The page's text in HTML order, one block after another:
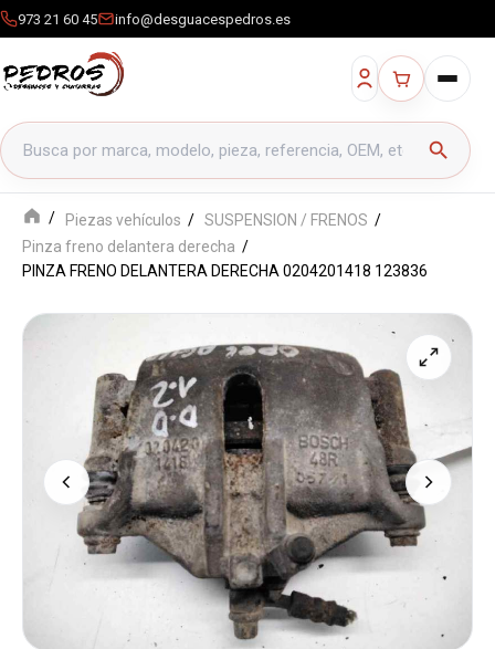
973 21 60 45 info@desguacespedros.es
Buscar productos
search
Piezas vehículos
SUSPENSION / FRENOS
Pinza freno delantera derecha
PINZA FRENO DELANTERA DERECHA 0204201418 123836